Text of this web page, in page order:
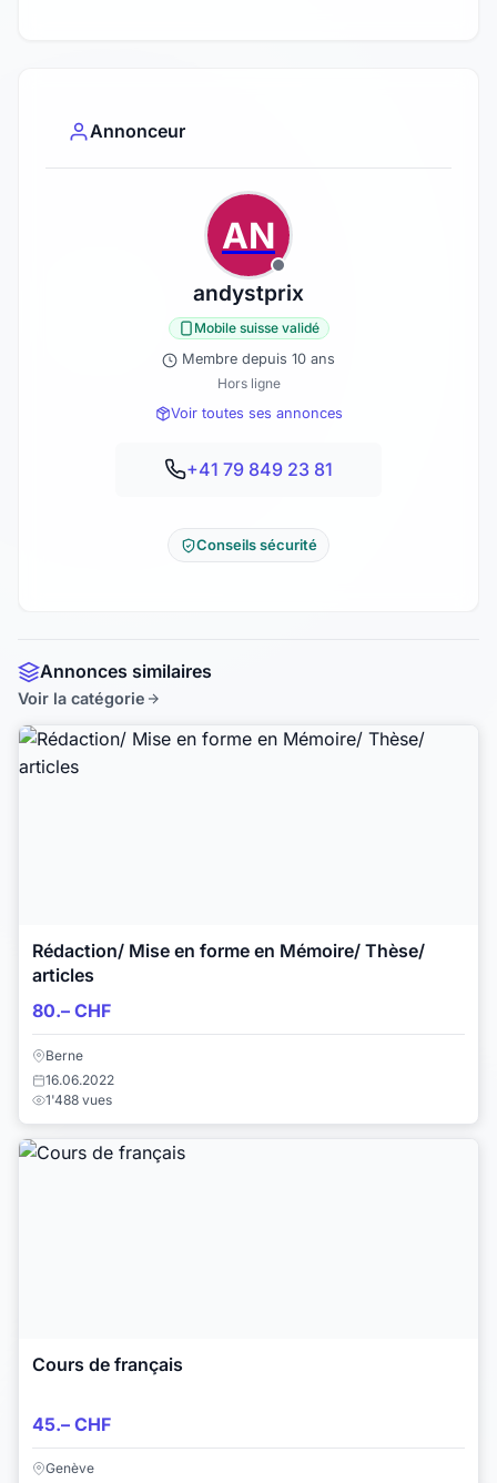
Annonceur
AN
andystprix
Mobile suisse validé
Membre depuis 10 ans
Hors ligne
Voir toutes ses annonces
+41 79 849 23 81
Conseils sécurité
Annonces similaires
Voir la catégorie
Rédaction/ Mise en forme en Mémoire/ Thèse/
articles
80.– CHF
Berne
16.06.2022
1'488 vues
Cours de français
45.– CHF
Genève